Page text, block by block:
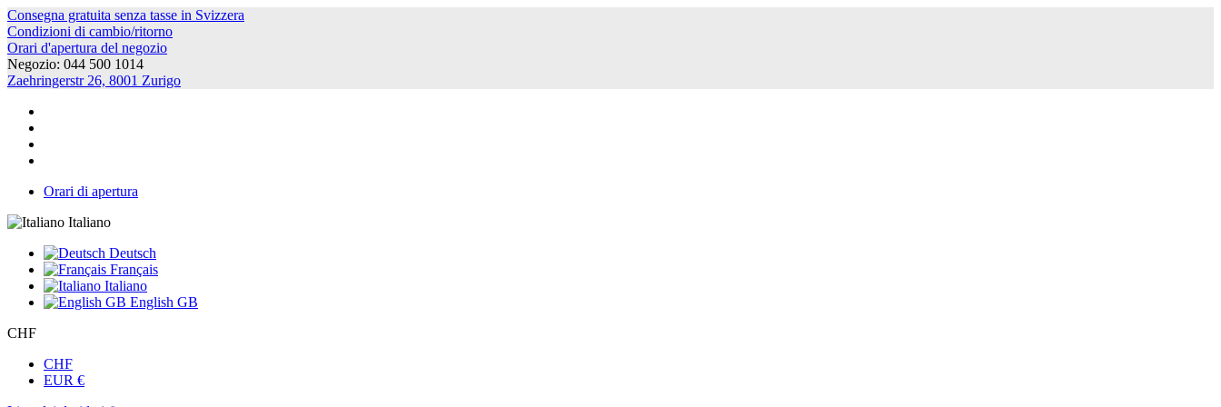
Consegna gratuita senza tasse in Svizzera
Condizioni di cambio/ritorno
Orari d'apertura del negozio
Negozio: 044 500 1014
Zaehringerstr 26, 8001 Zurigo
Orari di apertura
Italiano
Deutsch
Français
Italiano
English GB
CHF
CHF
EUR €